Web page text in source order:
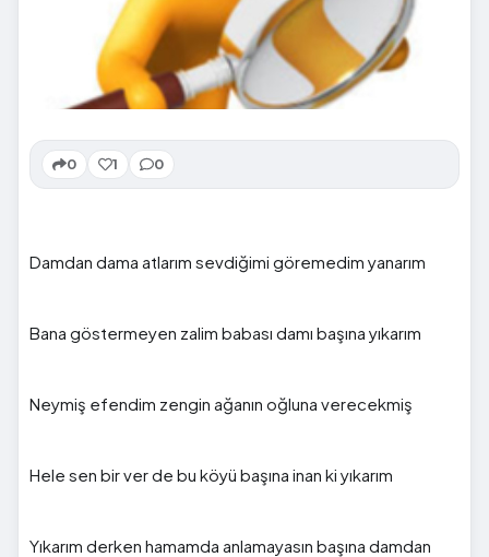
0 1 0
Damdan dama atlarım sevdiğimi göremedim yanarım
Bana göstermeyen zalim babası damı başına yıkarım
Neymiş efendim zengin ağanın oğluna verecekmiş
Hele sen bir ver de bu köyü başına inan ki yıkarım
Yıkarım derken hamamda anlamayasın başına damdan